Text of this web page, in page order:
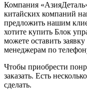
Компания
китайских компаний
предложить нашим
хотите купить Блок
можете оставить
менеджерам по
Чтобы приобрести
заказать. Есть
сделать.